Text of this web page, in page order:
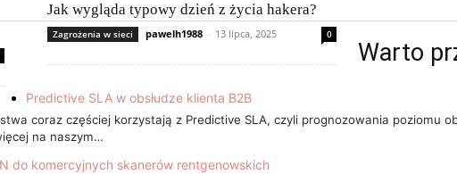
Jak wygląda typowy dzień z życia hakera?
Zagrożenia w sieci pawelh1988 - 13 lipca, 2025 0
Warto
Predictive SLA w obsłudze klienta B2B
coraz częściej korzystają z Predictive SLA, czyli prognozowania poziomu
na naszym…
do komercyjnych skanerów rentgenowskich